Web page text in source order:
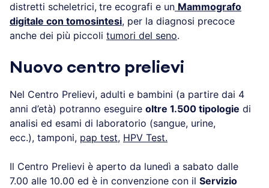
distretti scheletrici, tre ecografi e un Mammografo
digitale con tomosintesi, per la diagnosi precoce
anche dei più piccoli tumori del seno.
Nuovo centro prelievi
Nel Centro Prelievi, adulti e bambini (a partire dai 4
anni d’età) potranno eseguire oltre 1.500 tipologie di
analisi ed esami di laboratorio (sangue, urine,
ecc.), tamponi, pap test, HPV Test.
Il Centro Prelievi è aperto da lunedì a sabato dalle
7.00 alle 10.00 ed è in convenzione con il Servizio